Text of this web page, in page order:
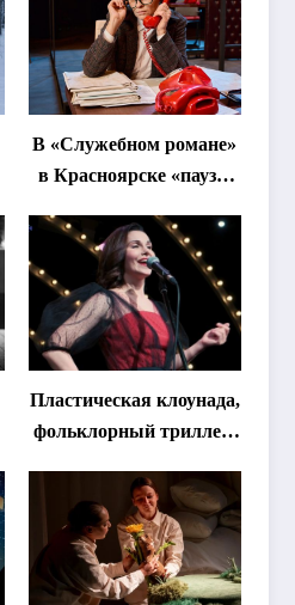
В «Служебном романе»
в Красноярске «паузы
Пластическая клоунада,
фольклорный триллер,
Что покажут на втором
этапе фестиваля
«Монокль»